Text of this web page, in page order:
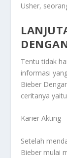
Usher,
Tentu tidak
informasi
Bieber
ceritanya
Karier Akting
Setelah
Bieber mulai